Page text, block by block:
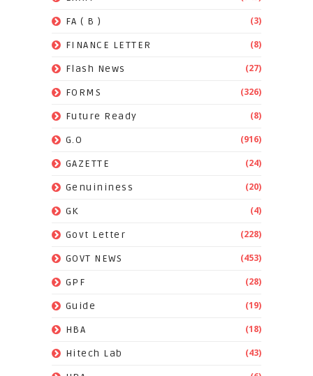
FA ( B ) (3)
FINANCE LETTER (8)
Flash News (27)
FORMS (326)
Future Ready (8)
G.O (916)
GAZETTE (24)
Genuininess (20)
GK (4)
Govt Letter (228)
GOVT NEWS (453)
GPF (28)
Guide (19)
HBA (18)
Hitech Lab (43)